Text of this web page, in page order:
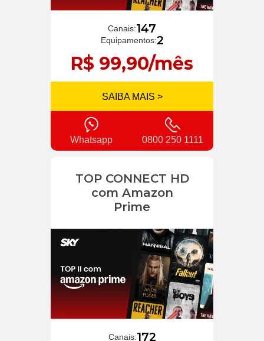
Canais:147
Equipamentos:2
R$ 99,90/mês
SAIBA MAIS >
Whatsapp 0800 250 1111
TOP CONNECT HD
com Amazon
Prime
Canais:172